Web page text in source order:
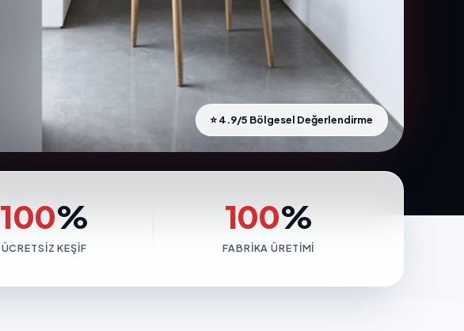
⭐ 4.9/5 Bölgesel Değerlendirme
100%
ÜCRETSIZ KEŞIF
100%
FABRIKA ÜRETIMI